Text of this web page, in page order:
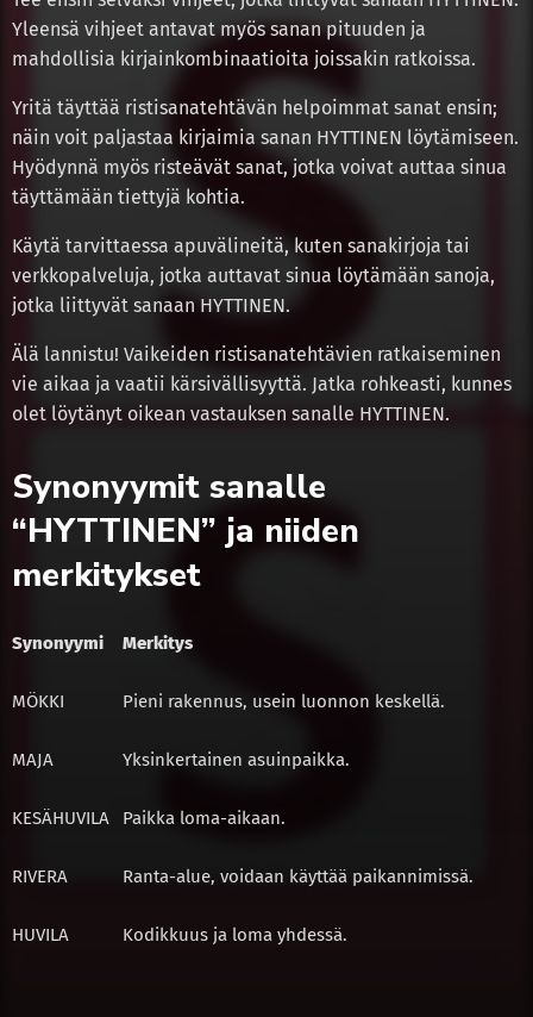
Yleensä vihjeet antavat myös sanan pituuden ja
mahdollisia kirjainkombinaatioita joissakin ratkoissa.
Yritä täyttää ristisanatehtävän helpoimmat sanat ensin;
näin voit paljastaa kirjaimia sanan HYTTINEN löytämiseen.
Hyödynnä myös risteävät sanat, jotka voivat auttaa sinua
täyttämään tiettyjä kohtia.
Käytä tarvittaessa apuvälineitä, kuten sanakirjoja tai
verkkopalveluja, jotka auttavat sinua löytämään sanoja,
jotka liittyvät sanaan HYTTINEN.
Älä lannistu! Vaikeiden ristisanatehtävien ratkaiseminen
vie aikaa ja vaatii kärsivällisyyttä. Jatka rohkeasti, kunnes
olet löytänyt oikean vastauksen sanalle HYTTINEN.
Synonyymit sanalle
“HYTTINEN” ja niiden
merkitykset
Synonyymi Merkitys
MÖKKI Pieni rakennus, usein luonnon keskellä.
MAJA Yksinkertainen asuinpaikka.
KESÄHUVILA Paikka loma-aikaan.
RIVERA Ranta-alue, voidaan käyttää paikannimissä.
HUVILA Kodikkuus ja loma yhdessä.